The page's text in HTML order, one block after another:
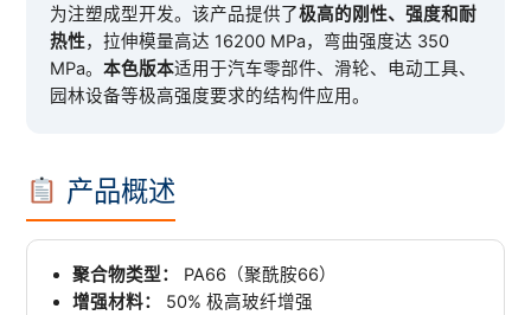
为注塑成型开发。该产品提供了极高的刚性、强度和耐
热性，拉伸模量高达 16200 MPa，弯曲强度达 350
MPa。本色版本适用于汽车零部件、滑轮、电动工具、
园林设备等极高强度要求的结构件应用。
产品概述
聚合物类型：
PA66（聚酰胺66）
增强材料：
50% 极高玻纤增强